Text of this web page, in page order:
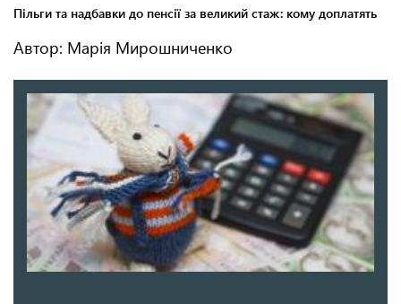
Автор: Марія Мирошниченко